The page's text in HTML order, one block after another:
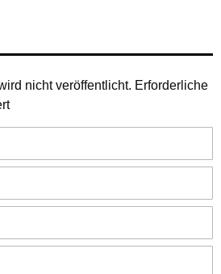
nicht veröffentlicht. Erforderliche